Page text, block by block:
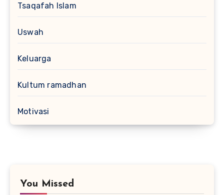
Tsaqafah Islam
Uswah
Keluarga
Kultum ramadhan
Motivasi
You Missed